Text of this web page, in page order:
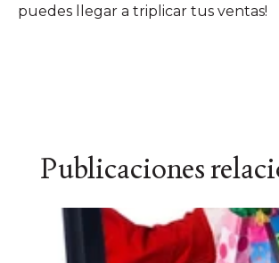
puedes llegar a triplicar tus ventas!
Publicaciones